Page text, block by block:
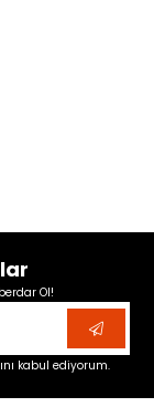
Ol!
kabul ediyorum.